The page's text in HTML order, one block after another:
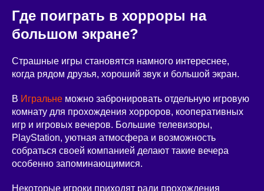
Где поиграть в хорроры на
большом экране?
Страшные игры становятся намного интереснее,
когда рядом друзья, хороший звук и большой экран.
В Игральне можно забронировать отдельную игровую
комнату для прохождения хорроров, кооперативных
игр и игровых вечеров. Большие телевизоры,
PlayStation, уютная атмосфера и возможность
собраться своей компанией делают такие вечера
особенно запоминающимися.
Некоторые игроки приходят ради прохождения